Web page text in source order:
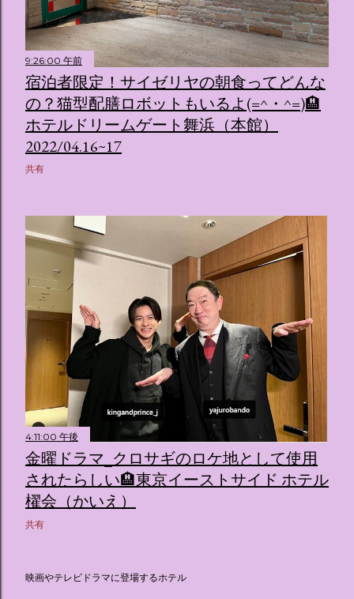
9:26:00 午前
宿泊者限定！サイゼリヤの朝食ってどんな
の？猫型配膳ロボットもいるよ(=^・^=)🏨
ホテルドリームゲート舞浜（本館）
2022/04.16~17
共有
4:11:00 午後
金曜ドラマ_クロサギのロケ地として使用
されたらしい🏨東京イーストサイド ホテル
櫂会（かいえ）
共有
映画やテレビドラマに登場するホテル